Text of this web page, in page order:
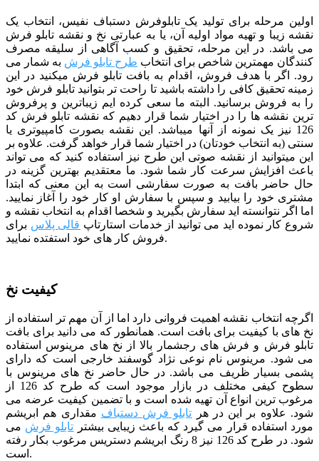
اولین مرحله برای تولید یک تابلوفرش دستباف نفیس، انتخاب یک
نقشه زیبا و تهیه مواد اولیه آن، یا به عبارتی نخ و نقشه تابلو فرش
می باشد. در این مرحله، تحقیق و کسب آگاهی از سلیقه مصرف
کنندگان مهمترین شاخص برای انتخاب طرح تابلو فرش به شمار می
رود. اگر با هدف فروش، اقدام به بافت تابلو فرش میکنید در این
زمینه تحقیق کافی را داشته باشید تا راحت تر بتوانید تابلو فرش خود
را به فروش برسانید. البته ما سعی کرده ایم زیباترین و پرفروش
ترین نقشه ها را در اختیار شما قرار دهیم که نقشه تابلو فرش کد
126 نیز یک نمونه از آنها میباشد. این نقشه بصورت کامپیوتری یا
سنتی (به انتخاب خودتان) در اختیار شما قرار خواهد گرفت. علاوه بر
این میتوانید از نقشه صوتی این طرح نیز استفاده کنید که می تواند
باعث افزایش سرعت کار شما شود. ما معتقدیم بهترین گزینه در
حال حاضر بافت به صورت سفارشی است به این معنی که ابتدا
مشتری خود را بیابید و سپس با سفارش او کار خود را آغاز نمایید.
اما اگر نتوانسته اید سفارش بگیرید و شخصا اقدام به انتخاب نقشه و
شروع کار نموده اید می توانید از خدمات استارتاپ قالی پلاس برای
فروش کار های خود استفتده نمایید.
کیفیت نخ
اگرچه انتخاب نقشه اهمیت فروانی دارد اما از آن مهم تر استفاده از
نخ های با کیفیت برای بافت است. همانطور که می دانید برای بافت
تابلو فرش و فرش های رجشمار بالا از نخ های مرینوس استفاده
می شود. مرینوس نام نوعی نژاد گوسفند خارجی است که دارای
پشمی بسیار ظریف می باشد. در حال حاضر نخ های مرینوس با
سطوح کیفی مختلف در بازار موجود است که طرح کد 126 از
مرغوب ترین انواع آن تهیه شده است و با تضمین کیفیت عرضه می
شود. علاوه بر این در هر تابلو فرش دستباف مقداری هم ابریشم
مورد استفاده قرار می گیرد که باعث زیبایی بیشتر
تابلو فرش می
شود. در طرح کد 126 نیز 8 رنگ ابریشم دستریس مرغوب بکار رفته
است.